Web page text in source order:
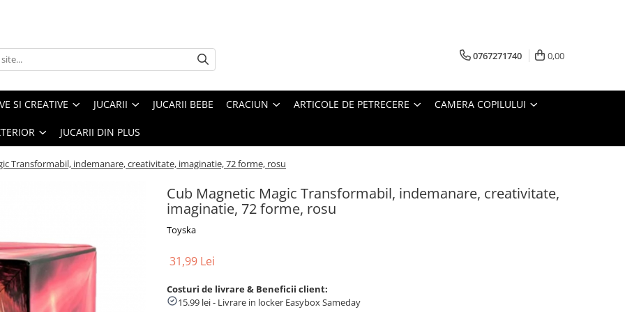
0767271740 0,00
SI CREATIVE JUCARII JUCARII BEBE CRACIUN ARTICOLE DE PETRECERE CAMERA COPILULUI
JUCARII DIN PLUS
Transformabil, indemanare, creativitate, imaginatie, 72 forme, rosu
Cub Magnetic Magic Transformabil, indemanare, creativitate,
imaginatie, 72 forme, rosu
Toyska
31,99 Lei
Costuri de livrare & Beneficii client:
15.99 lei - Livrare in locker Easybox Sameday